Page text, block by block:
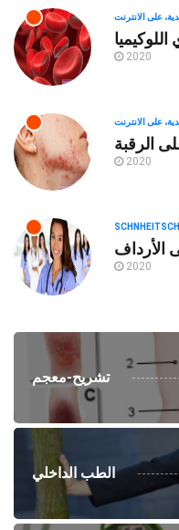
على الانترنت
2020
على الانترنت
الرقبة
2020
الأرداف
2020
تشريح-معجم
الطب الداخلي